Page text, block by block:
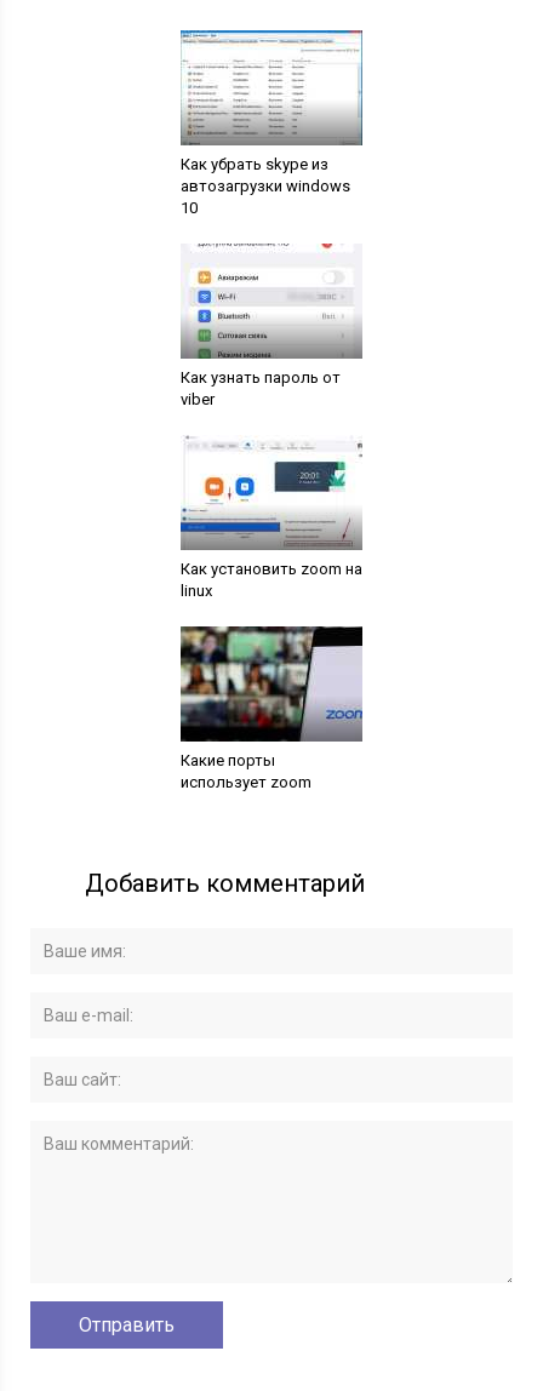
Как убрать skype из
автозагрузки windows
10
Как узнать пароль от
viber
Как установить zoom на
linux
Какие порты
использует zoom
Добавить комментарий